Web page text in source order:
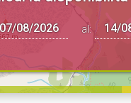
al: